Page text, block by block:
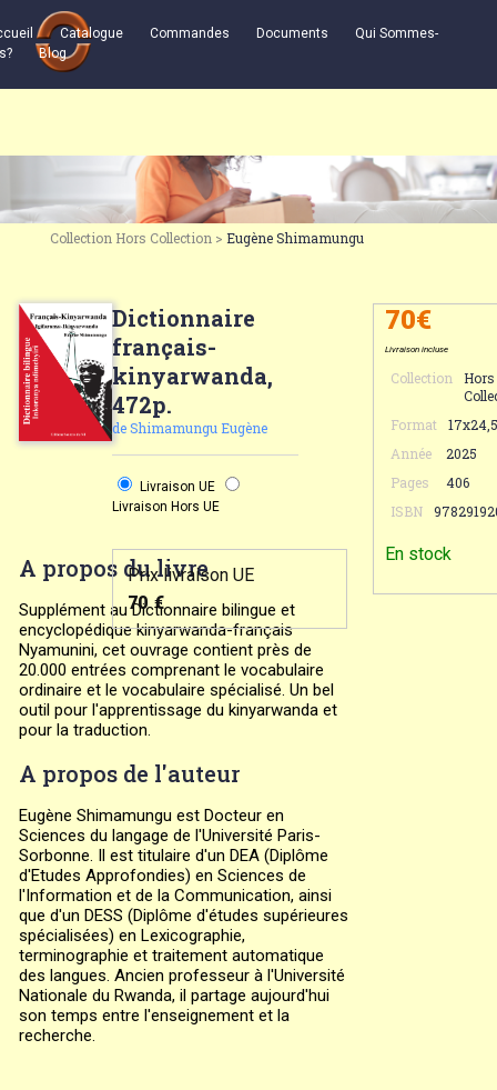
Catalogue Commandes Documents
Qui Sommes-
Blog
Collection Hors Collection > Eugène Shimamungu
Dictionnaire
français-
kinyarwanda,
472p.
de Shimamungu Eugène
Livraison UE
Livraison Hors UE
Prix livraison UE
70 €
A propos du livre
Supplément au Dictionnaire bilingue et
encyclopédique kinyarwanda-français
Nyamunini, cet ouvrage contient près de
20.000 entrées comprenant le vocabulaire
ordinaire et le vocabulaire spécialisé. Un bel
outil pour l'apprentissage du kinyarwanda et
pour la traduction.
A propos de l'auteur
Eugène Shimamungu est Docteur en
Sciences du langage de l'Université Paris-
Sorbonne. Il est titulaire d'un DEA (Diplôme
d'Etudes Approfondies) en Sciences de
l'Information et de la Communication, ainsi
que d'un DESS (Diplôme d'études supérieures
spécialisées) en Lexicographie,
terminographie et traitement automatique
des langues. Ancien professeur à l'Université
Nationale du Rwanda, il partage aujourd'hui
son temps entre l'enseignement et la
recherche.
70€
Livraison incluse
Collection
Hors
Format
17x24,5
Année
2025
Pages
406
ISBN
En stock